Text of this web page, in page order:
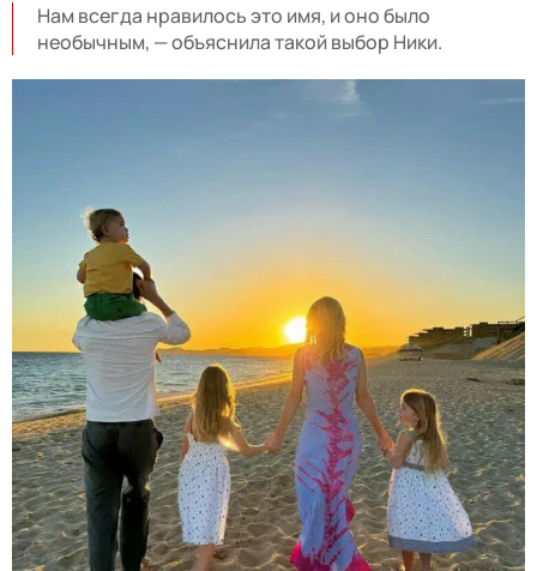
Нам всегда нравилось это имя, и оно было
необычным, — объяснила такой выбор Ники.